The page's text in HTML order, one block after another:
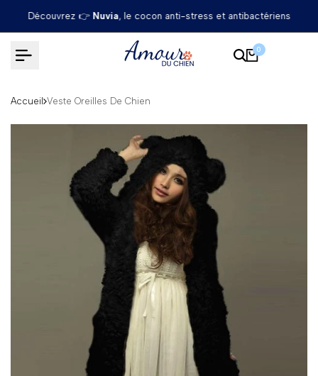
Passer
Découvrez 👉 Nuvia, le cocon anti-stress et antibactériens
0
Accueil Veste Oreilles De Chien